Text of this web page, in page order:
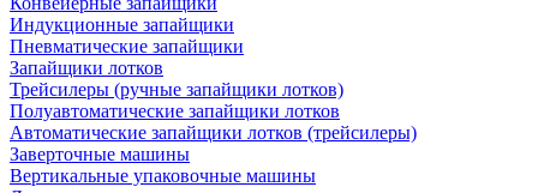
Индукционные запайщики
Пневматические запайщики
Запайщики лотков
Трейсилеры (ручные запайщики лотков)
Полуавтоматические запайщики лотков
Автоматические запайщики лотков (трейсилеры)
Заверточные машины
Вертикальные упаковочные машины